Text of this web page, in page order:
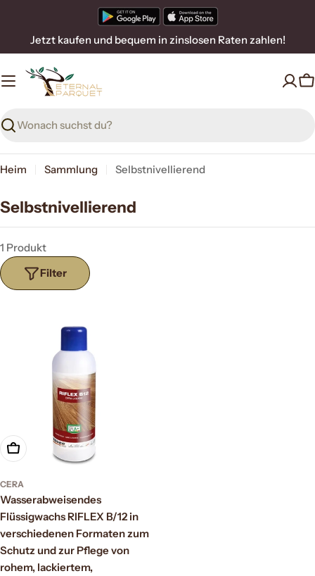
springenJetzt kaufen und bequem in zinslosen Raten zahlen!
Suchen
Heim Sammlung Selbstnivellierend
Selbstnivellierend
1 Produkt
Filter
Wählen Sie Optionen
CERA
Wasserabweisendes
Flüssigwachs RIFLEX B/12 in
verschiedenen Formaten zum
Schutz und zur Pflege von
rohem, lackiertem,